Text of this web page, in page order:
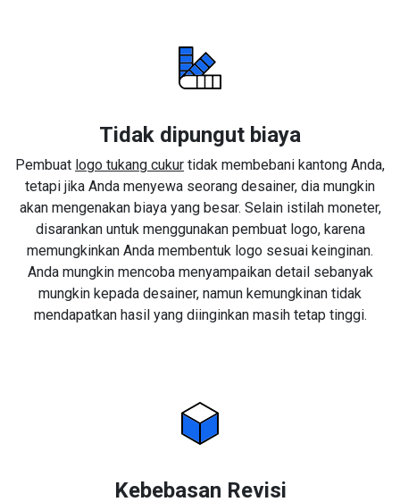
Tidak dipungut biaya
Pembuat logo tukang cukur tidak membebani kantong Anda,
tetapi jika Anda menyewa seorang desainer, dia mungkin
akan mengenakan biaya yang besar. Selain istilah moneter,
disarankan untuk menggunakan pembuat logo, karena
memungkinkan Anda membentuk logo sesuai keinginan.
Anda mungkin mencoba menyampaikan detail sebanyak
mungkin kepada desainer, namun kemungkinan tidak
mendapatkan hasil yang diinginkan masih tetap tinggi.
Kebebasan Revisi